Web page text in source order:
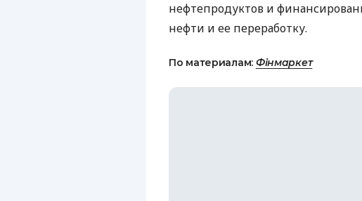
нефтепродуктов и
нефти и ее переработку.
По материалам: Фінмаркет